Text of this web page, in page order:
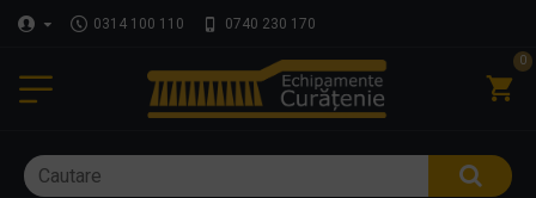
0314 100 110 0740 230 170
0